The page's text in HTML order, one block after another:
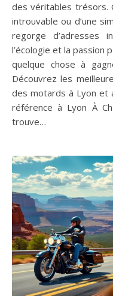
des véritables trésors.
introuvable ou d’une
regorge d’adresses
l’écologie et la passion
quelque chose à
Découvrez les
des motards à Lyon et
référence à Lyon À
trouve…